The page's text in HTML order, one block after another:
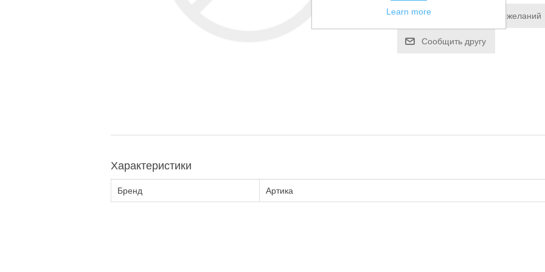
Добавить в список пожеланий
Сообщить другу
Характеристики
Бренд Артика
Learn more